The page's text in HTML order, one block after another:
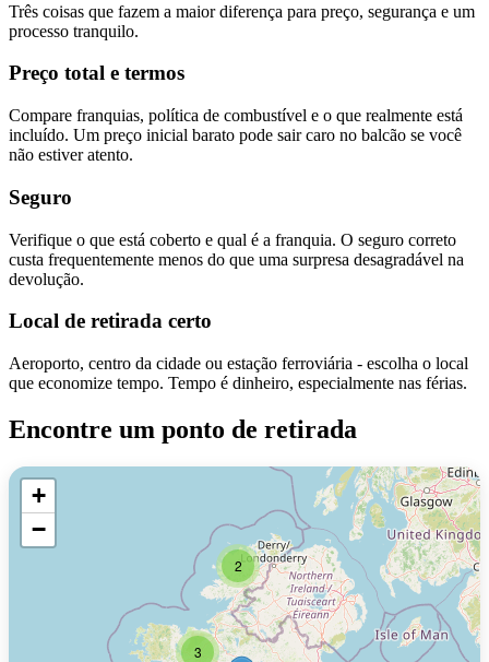
Três coisas que fazem a maior diferença para preço, segurança e um
processo tranquilo.
Preço total e termos
Compare franquias, política de combustível e o que realmente está
incluído. Um preço inicial barato pode sair caro no balcão se você
não estiver atento.
Seguro
Verifique o que está coberto e qual é a franquia. O seguro correto
custa frequentemente menos do que uma surpresa desagradável na
devolução.
Local de retirada certo
Aeroporto, centro da cidade ou estação ferroviária - escolha o local
que economize tempo. Tempo é dinheiro, especialmente nas férias.
Encontre um ponto de retirada
2
3
+
−